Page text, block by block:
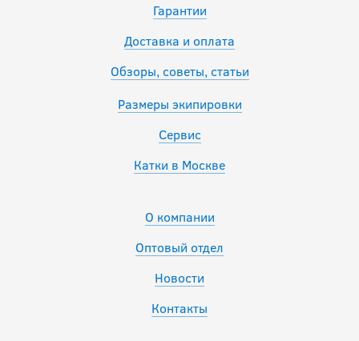
Гарантии
Доставка и оплата
Обзоры, советы, статьи
Размеры экипировки
Сервис
Катки в Москве
О компании
Оптовый отдел
Новости
Контакты